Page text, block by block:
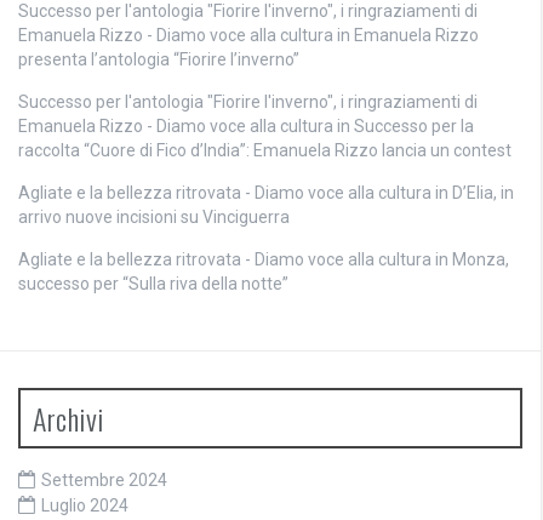
Successo per l'antologia "Fiorire l'inverno", i ringraziamenti di
Emanuela Rizzo - Diamo voce alla cultura in Emanuela Rizzo
presenta l’antologia “Fiorire l’inverno”
Successo per l'antologia "Fiorire l'inverno", i ringraziamenti di
Emanuela Rizzo - Diamo voce alla cultura in Successo per la
raccolta “Cuore di Fico d’India”: Emanuela Rizzo lancia un contest
Agliate e la bellezza ritrovata - Diamo voce alla cultura in D’Elia, in
arrivo nuove incisioni su Vinciguerra
Agliate e la bellezza ritrovata - Diamo voce alla cultura in Monza,
successo per “Sulla riva della notte”
Archivi
Settembre 2024
Luglio 2024